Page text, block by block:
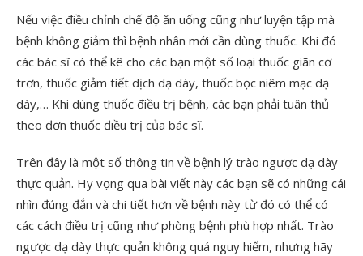
Nếu việc điều chỉnh chế độ ăn uống cũng như luyện tập mà
bệnh không giảm thì bệnh nhân mới cần dùng thuốc. Khi đó
các bác sĩ có thể kê cho các bạn một số loại thuốc giãn cơ
trơn, thuốc giảm tiết dịch dạ dày, thuốc bọc niêm mạc dạ
dày,… Khi dùng thuốc điều trị bệnh, các bạn phải tuân thủ
theo đơn thuốc điều trị của bác sĩ.
Trên đây là một số thông tin về bệnh lý trào ngược dạ dày
thực quản. Hy vọng qua bài viết này các bạn sẽ có những cái
nhìn đúng đắn và chi tiết hơn về bệnh này từ đó có thể có
các cách điều trị cũng như phòng bệnh phù hợp nhất. Trào
ngược dạ dày thực quản không quá nguy hiểm, nhưng hãy